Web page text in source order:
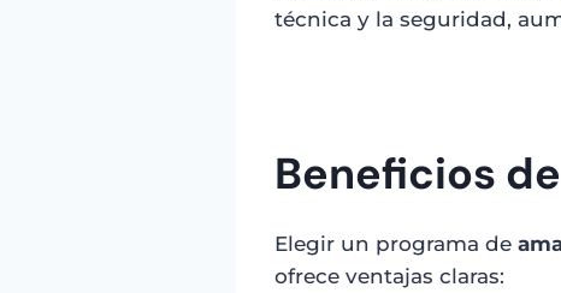
técnica y la seguridad,
Beneficios
Elegir un programa de
ofrece ventajas claras: